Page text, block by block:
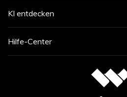
KI entdecken
Hilfe-Center